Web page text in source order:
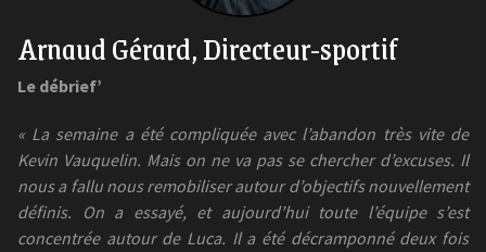
Arnaud Gérard, Directeur-sportif
Le débrief’
« La semaine a été compliquée avec l’abandon très vite de
Kevin Vauquelin. Mais on ne va pas se chercher d’excuses. Il
nous a fallu nous remobiliser autour d’objectifs nouvellement
définis. On a essayé, et aujourd’hui toute l’équipe s’est
concentrée autour de Luca. Il a été décramponné deux fois